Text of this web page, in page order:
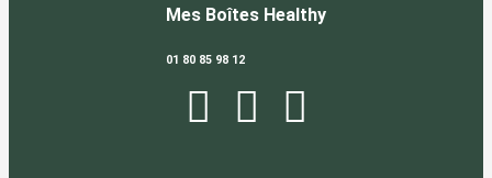
Mes Boîtes Healthy
01 80 85 98 12